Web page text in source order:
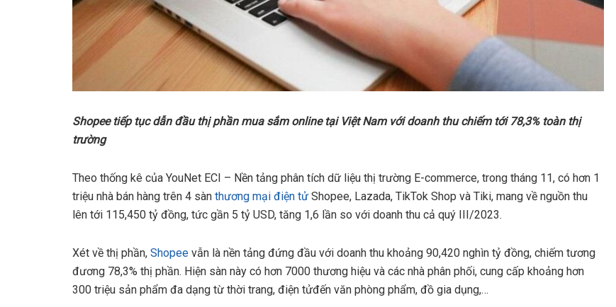
Shopee tiếp tục dẫn đầu thịphần mua sắm online tại Việt Nam với doanh thu chiếm tới 78,3% toàn thị
trường
Theo thống kê của YouNet ECI – Nền tảng phân tích dữ liệu thị trường E-commerce, trong tháng 11, có hơn 1
triệu nhà bán hàng trên 4 sàn thương mại điện tử Shopee, Lazada, TikTok Shop và Tiki, mang về nguồn thu
lên tới 115,450 tỷ đồng, tức gần 5 tỷ USD, tăng 1,6 lần so với doanh thu cả quý III/2023.
Xét về thị phần, Shopee vẫn là nền tảng đứng đầu với doanh thu khoảng 90,420 nghìn tỷ đồng, chiếm tương
đương 78,3% thị phần. Hiện sàn này có hơn 7000 thương hiệu và các nhà phân phối, cung cấp khoảng hơn
300 triệu sản phẩm đa dạng từ thời trang, điện tửđến văn phòng phẩm, đồ gia dụng,…